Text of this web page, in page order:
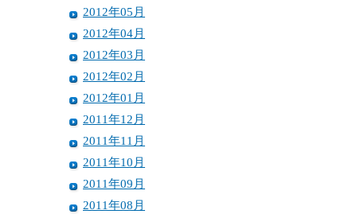
2012年05月
2012年04月
2012年03月
2012年02月
2012年01月
2011年12月
2011年11月
2011年10月
2011年09月
2011年08月